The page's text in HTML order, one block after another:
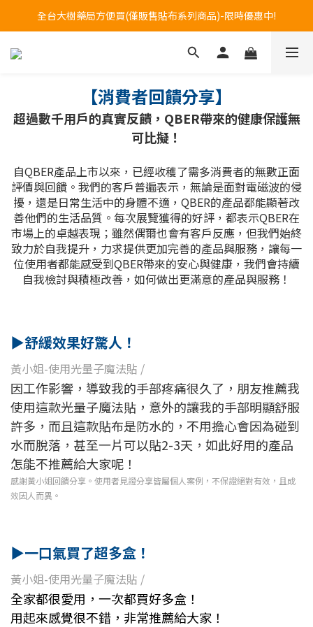
訂購專線 0800-272-273 (服務時間:週一至週五08~17)
全台大樹藥局方便買(僅販售貼布系列商品)-限時優惠中!
訂購專線 0800-272-273 (服務時間:週一至週五08~17)
【消費者回饋分享】
超過數千用戶的真實反饋，QBER帶來的健康保護無
可比擬！
自QBER產品上市以來，已經收穫了需多消費者的無數正面
評價與回饋。我們的客戶普遍表示，無論是面對電磁波的侵
擾，還是日常生活中的身體不適，QBER的產品都能顯著改
善他們的生活品質。每次展覽獲得的好評，都表示QBER在
市場上的卓越表現；雖然偶爾也會有客戶反應，但我們始終
致力於自我提升，力求提供更加完善的產品與服務，讓每一
位使用者都能感受到QBER帶來的安心與健康，我們會持續
自我檢討與積極改善，如何做出更滿意的產品與服務！
▶舒緩效果好驚人！
黃小姐-使用光量子魔法貼 /
因工作影響，導致我的手部疼痛很久了，朋友推薦我
使用這款光量子魔法貼，意外的讓我的手部明顯舒服
許多，而且這款貼布是防水的，不用擔心會因為碰到
水而脫落，甚至一片可以貼2-3天，如此好用的產品
怎能不推薦給大家呢！
感謝黃小姐回饋分享。 使用者見證分享皆屬個人案例，不保證絕對有效，且成
效因人而異。
▶一口氣買了超多盒！
黃小姐-使用光量子魔法貼 /
全家都很愛用，一次都買好多盒！
用起來感覺很不錯，非常推薦給大家！